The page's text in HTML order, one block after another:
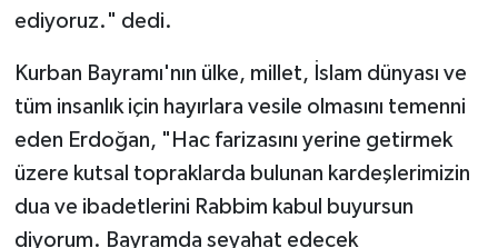
ediyoruz." dedi.
Kurban Bayramı'nın ülke, millet, İslam dünyası ve
tüm insanlık için hayırlara vesile olmasını temenni
eden Erdoğan, "Hac farizasını yerine getirmek
üzere kutsal topraklarda bulunan kardeşlerimizin
dua ve ibadetlerini Rabbim kabul buyursun
diyorum. Bayramda seyahat edecek
Sakarya Müftülüğü
Samsun Müftülüğü
Siirt Müftülüğü
Sinop Müftülüğü